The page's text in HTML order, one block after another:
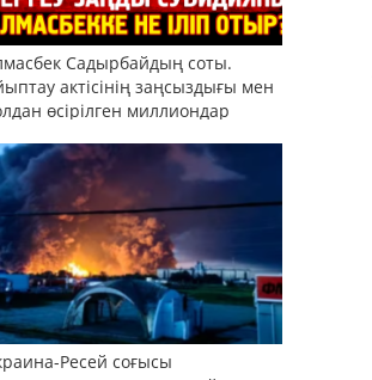
Садырбайдың соты.
актісінің заңсыздығы мен
өсірілген миллиондар
Ресей соғысы